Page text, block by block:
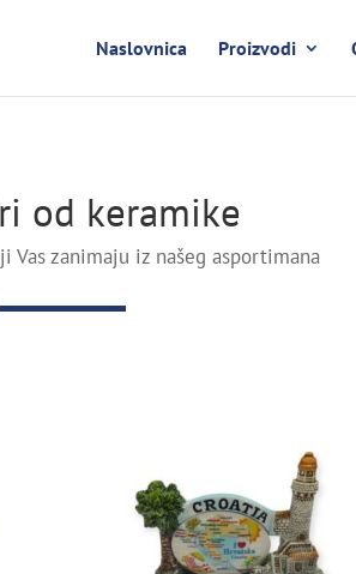
Naslovnica Proizvodi
od keramike
Vas zanimaju iz našeg asportimana